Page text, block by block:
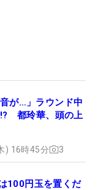
音が…」ラウンド中
都玲華、頭の上
) 16時45分 3
100円玉を置くだ